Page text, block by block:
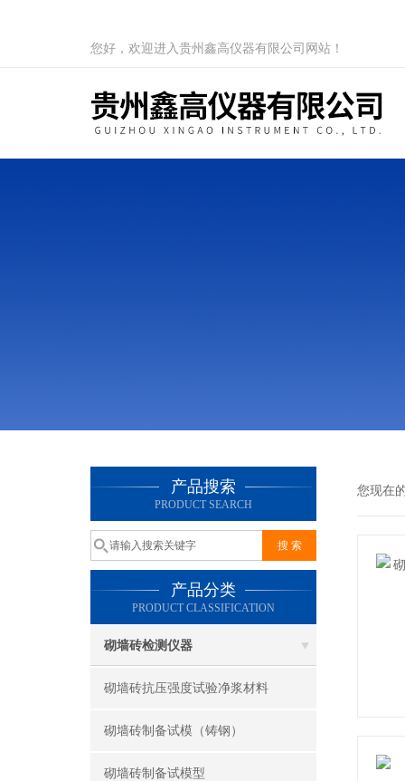
您好，欢迎进入贵州鑫高仪器有限公司网站！
产品搜索
PRODUCT SEARCH
产品分类
PRODUCT CLASSIFICATION
砌墙砖检测仪器
砌墙砖抗压强度试验净浆材料
砌墙砖制备试模（铸钢）
砌墙砖制备试模型
您现在